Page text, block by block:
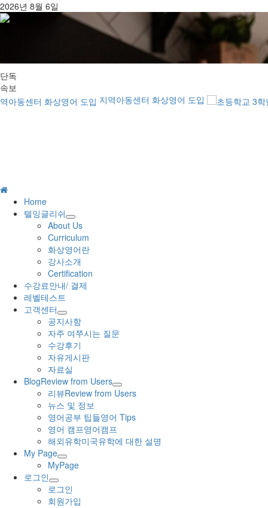
콘
텐
너
뛰
기
2026년 8월 6일
단독
속보
지역아동센터 화상영어 도입
Home
텔잉글리쉬
About Us
Curriculum
화상영어란
강사소개
Certification
수강료안내/ 결제
레벨테스트
고객센터
공지사항
자주 여쭈시는 질문
수강후기
자유게시판
자료실
BlogReview from Users
리뷰Review from Users
뉴스 및 정보
영어공부 팁들영어 Tips
영어 캠프영어캠프
해외유학미국유학에 대한 설명
My Page
MyPage
로그인
로그인
회원가입